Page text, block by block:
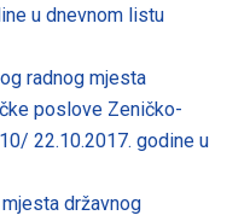
u dnevnom listu
radnog mjesta
poslove Zeničko-
22.10.2017. godine u
državnog